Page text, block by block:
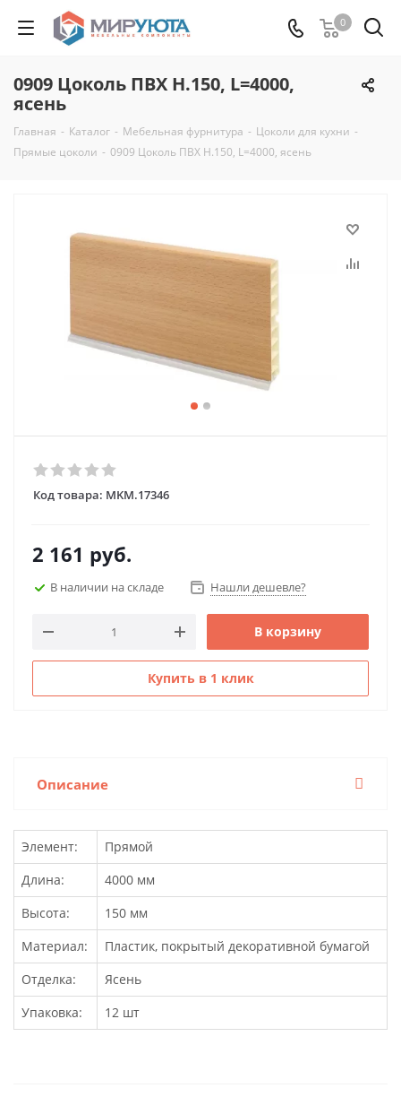
0
0909 Цоколь ПВХ H.150, L=4000,
ясень
Главная - Каталог - Мебельная фурнитура - Цоколи для кухни -
Прямые цоколи - 0909 Цоколь ПВХ H.150, L=4000, ясень
Код товара: MKM.17346
2 161 руб.
В наличии на складе Нашли дешевле?
В корзину
Купить в 1 клик
Описание
Элемент:
Прямой
Длина:
4000 мм
Высота:
150 мм
Материал:
Пластик, покрытый декоративной бумагой
Отделка:
Ясень
Упаковка:
12 шт